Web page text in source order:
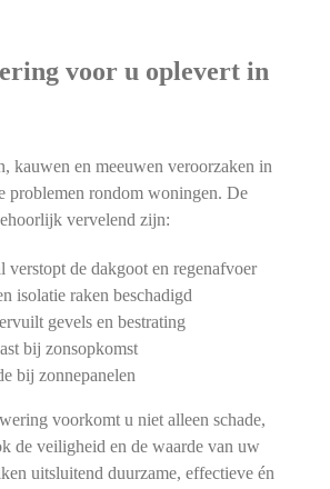
voor u oplevert in
kauwen en meeuwen veroorzaken in
problemen rondom woningen. De
vervelend zijn:
verstopt de dakgoot en regenafvoer
isolatie raken beschadigd
gevels en bestrating
bij zonsopkomst
bij zonnepanelen
voorkomt u niet alleen schade,
de veiligheid en de waarde van uw
uitsluitend duurzame, effectieve én